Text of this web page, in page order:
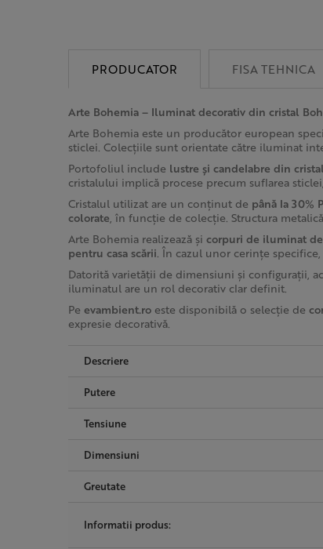
PRODUCATOR FISA TEHNICA
Arte Bohemia – Iluminat decorativ din cristal
Arte Bohemia este un producător european
sticlei. Colecțiile sunt orientate către iluminat
Portofoliul include lustre și candelabre din
cristalului implică procese precum suflarea
Cristalul utilizat are un conținut de până la 30%
colorate , în funcție de colecție. Structura
Arte Bohemia realizează și corpuri de iluminat
pentru casa scării . În cazul unor cerințe
Datorită varietății de dimensiuni și configurații,
iluminatul are un rol decorativ clar definit.
Pe evambient.ro este disponibilă o selecție de
expresie decorativă.
Descriere
Putere
Tensiune
Dimensiuni
Greutate
Informatii produs: